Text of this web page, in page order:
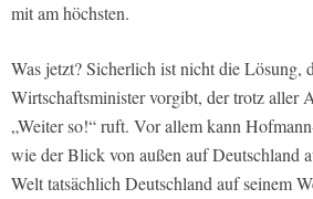
mit am höchsten.
Was jetzt? Sicherlich ist nicht die Lösung,
Wirtschaftsminister vorgibt, der trotz aller
„Weiter so!“ ruft. Vor allem kann
wie der Blick von außen auf Deutschland
Welt tatsächlich Deutschland auf seinem